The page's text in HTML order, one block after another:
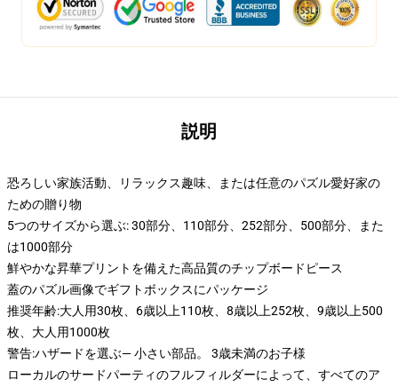
説明
恐ろしい家族活動、リラックス趣味、または任意のパズル愛好家の
ための贈り物
5つのサイズから選ぶ: 30部分、110部分、252部分、500部分、また
は1000部分
鮮やかな昇華プリントを備えた高品質のチップボードピース
蓋のパズル画像でギフトボックスにパッケージ
推奨年齢:大人用30枚、6歳以上110枚、8歳以上252枚、9歳以上500
枚、大人用1000枚
警告:ハザードを選ぶ— 小さい部品。 3歳未満のお子様
ローカルのサードパーティのフルフィルダーによって、すべてのア